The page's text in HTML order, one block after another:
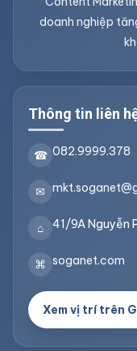
doanh nghiệp
Thông tin liên
☎ 082.9999.378
✉
⌂ 41/9A Nguyễn
⌘ soganet.com
Xem vị trí trên